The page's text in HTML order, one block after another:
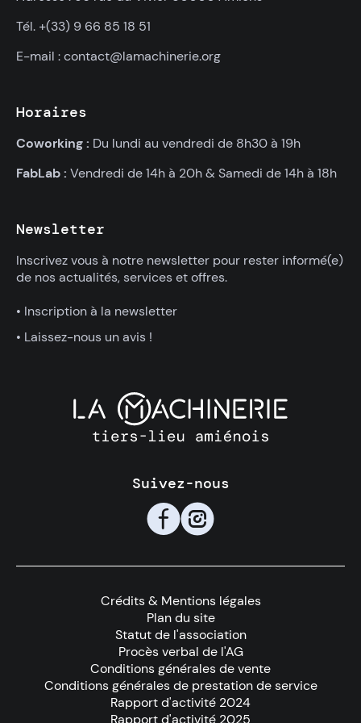
Tél. +(33) 9 66 85 18 51
E-mail : contact@lamachinerie.org
Horaires
Coworking : Du lundi au vendredi de 8h30 à 19h
FabLab : Vendredi de 14h à 20h & Samedi de 14h à 18h
Newsletter
Inscrivez vous à notre newsletter pour rester informé(e)
de nos actualités, services et offres.
• Inscription à la newsletter
• Laissez-nous un avis !
Suivez-nous
🇫 📸
Crédits & Mentions légales
Plan du site
Statut de l'association
Procès verbal de l'AG
Conditions générales de vente
Conditions générales de prestation de service
Rapport d'activité 2024
Rapport d'activité 2025